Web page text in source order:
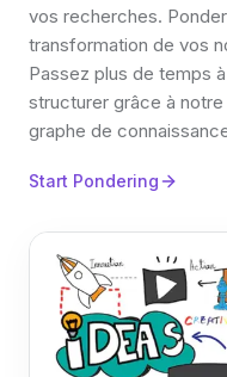
vos recherches.
transformation de vos
Passez plus de temps
structurer grâce à
graphe de
Start Pondering